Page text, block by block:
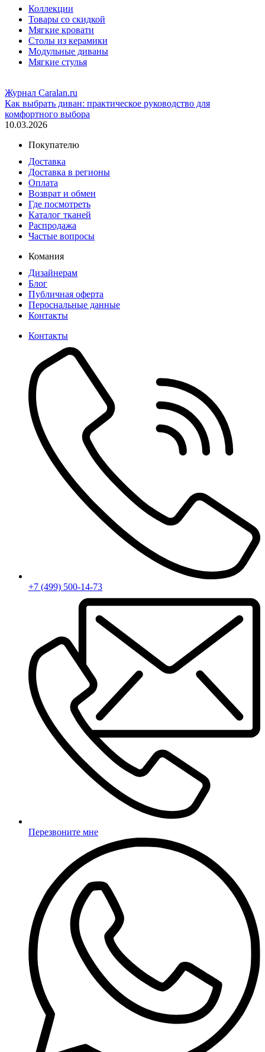
Коллекции
Товары со скидкой
Мягкие кровати
Столы из керамики
Модульные диваны
Мягкие стулья
Журнал Caralan.ru
Как выбрать диван: практическое руководство для
комфортного выбора
10.03.2026
Покупателю
Доставка
Доставка в регионы
Оплата
Возврат и обмен
Где посмотреть
Каталог тканей
Распродажа
Частые вопросы
Комания
Дизайнерам
Блог
Публичная оферта
Пероснальные данные
Контакты
Контакты
+7 (499) 500-14-73
Перезвоните мне